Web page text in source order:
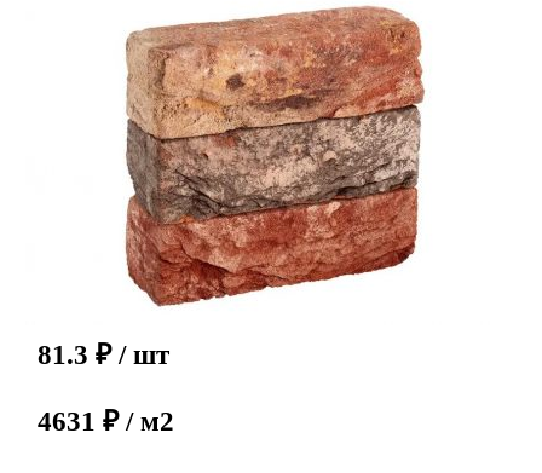
81.3 ₽ / шт
4631 ₽ / м2